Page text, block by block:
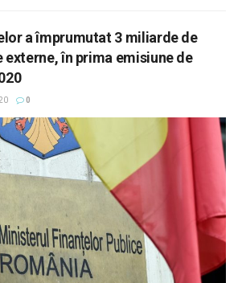
a împrumutat 3 miliarde de
externe, în prima emisiune de
0